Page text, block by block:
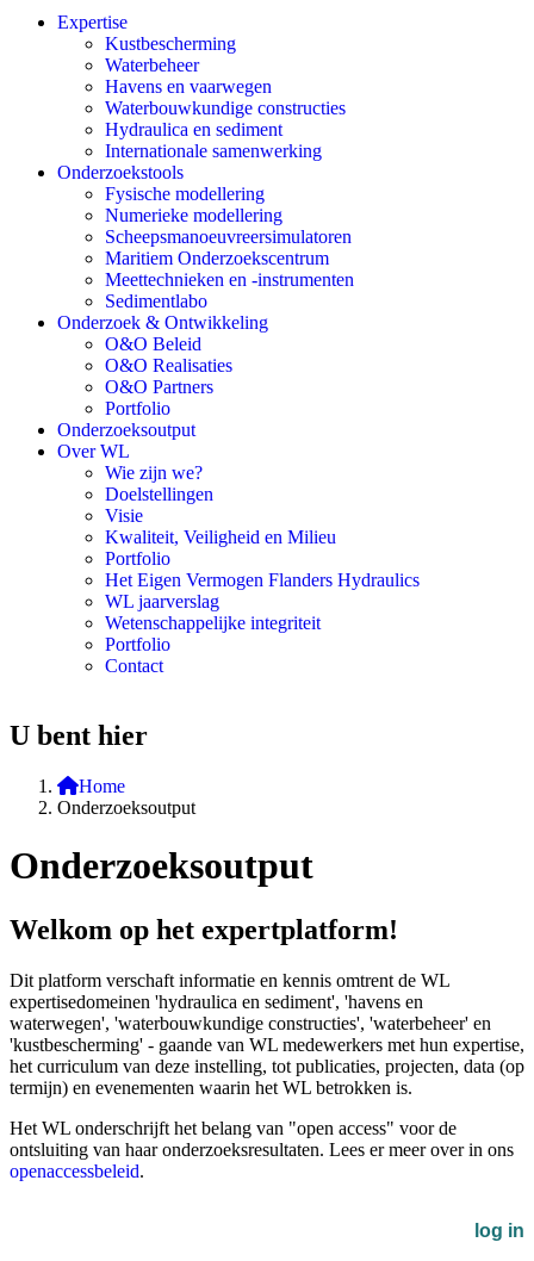
Expertise
Kustbescherming
Waterbeheer
Havens en vaarwegen
Waterbouwkundige constructies
Hydraulica en sediment
Internationale samenwerking
Onderzoekstools
Fysische modellering
Numerieke modellering
Scheepsmanoeuvreersimulatoren
Maritiem Onderzoekscentrum
Meettechnieken en -instrumenten
Sedimentlabo
Onderzoek & Ontwikkeling
O&O Beleid
O&O Realisaties
O&O Partners
Portfolio
Onderzoeksoutput
Over WL
Wie zijn we?
Doelstellingen
Visie
Kwaliteit, Veiligheid en Milieu
Portfolio
Het Eigen Vermogen Flanders Hydraulics
WL jaarverslag
Wetenschappelijke integriteit
Portfolio
Contact
U bent hier
Home
Onderzoeksoutput
Onderzoeksoutput
Welkom op het expertplatform!
Dit platform verschaft informatie en kennis omtrent de WL
expertisedomeinen 'hydraulica en sediment', 'havens en
waterwegen', 'waterbouwkundige constructies', 'waterbeheer' en
'kustbescherming' - gaande van WL medewerkers met hun expertise,
het curriculum van deze instelling, tot publicaties, projecten, data (op
termijn) en evenementen waarin het WL betrokken is.
Het WL onderschrijft het belang van "open access" voor de
ontsluiting van haar onderzoeksresultaten. Lees er meer over in ons
openaccessbeleid.
log in